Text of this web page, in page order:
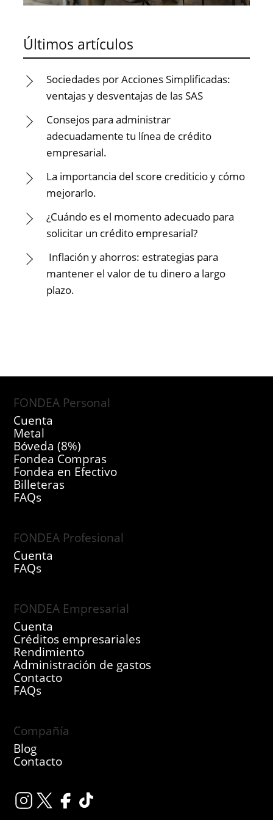
Últimos artículos
Sociedades por Acciones Simplificadas:
ventajas y desventajas de las SAS
Consejos para administrar
adecuadamente tu línea de crédito
empresarial.
La importancia del score crediticio y cómo
mejorarlo.
¿Cuándo es el momento adecuado para
solicitar un crédito empresarial?
Inflación y ahorros: estrategias para
mantener el valor de tu dinero a largo
plazo.
FONDEA Personal
Cuenta
Metal
Bóveda (8%)
Fondea Compras
Fondea en Efectivo
Billeteras
FAQs
FONDEA Profesional
Cuenta
FAQs
FONDEA Empresarial
Cuenta
Créditos empresariales
Rendimiento
Administración de gastos
Contacto
FAQs
Compañía
Blog
Contacto